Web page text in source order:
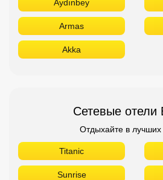
Aydınbey
Armas
Akka
Сетевые отели
Отдыхайте в лучших
Titanic
Sunrise